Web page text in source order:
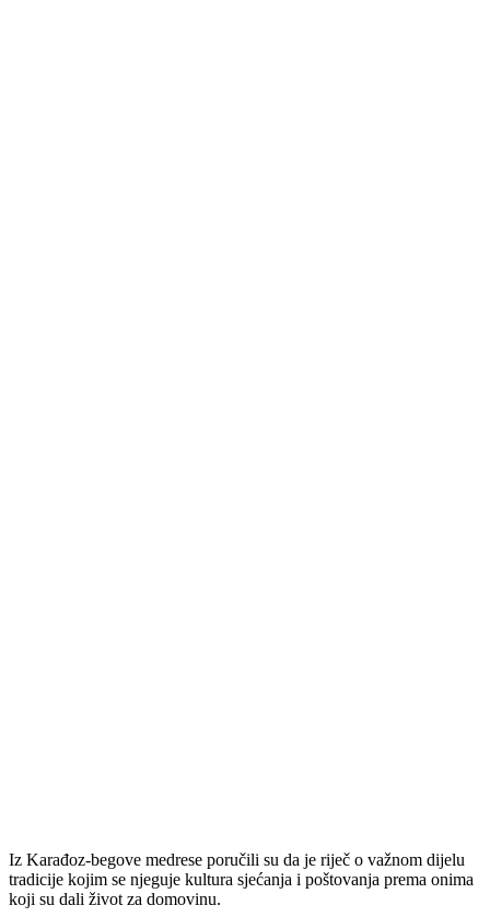
Iz Karađoz-begove medrese poručili su da je riječ o važnom dijelu
tradicije kojim se njeguje kultura sjećanja i poštovanja prema onima
koji su dali život za domovinu.